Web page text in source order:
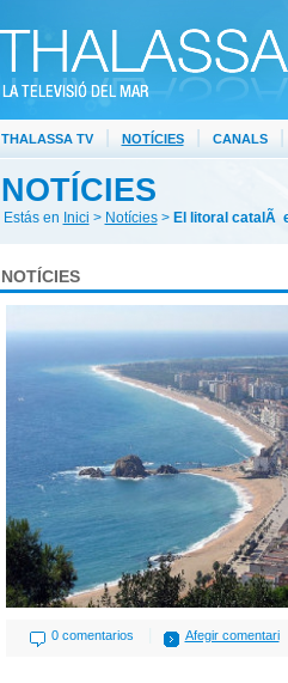
THALASSA TV NOTÍCIES CANALS
NOTÍCIES
Estás en Inici > Notícies > El litoral catalÃ
NOTÍCIES
0 comentarios Afegir comentari